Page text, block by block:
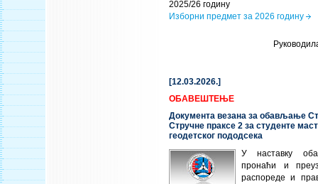
2025/26 годину
Изборни предмет за 2026 годину
[12.03.2026.]
ОБАВЕШТЕЊЕ
Документа везана за обављање
Стручне праксе 2 за студенте
геодетског пододсека
У наставку
пронаћи и
распореде и